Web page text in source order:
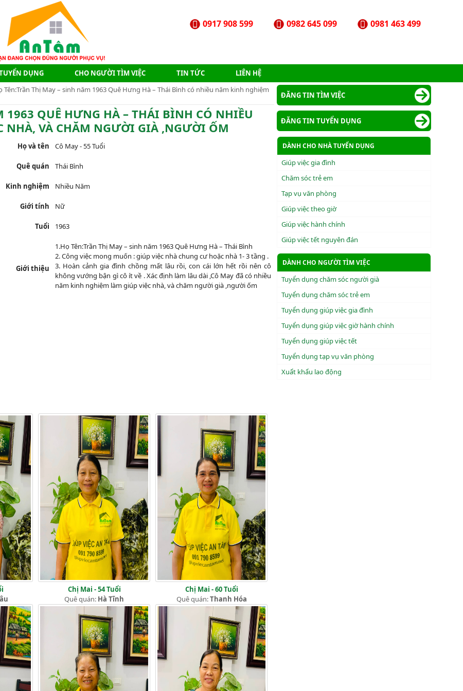
0981 463 499
0982 645 099
0917 908 599
DỤNG CHO NGƯỜI TÌM VIỆC TIN TỨC
LIÊN HỆ
Tên:Trần Thị May – sinh năm 1963 Quê Hưng Hà – Thái Bình có nhiều năm kinh nghiệm
1963 QUÊ HƯNG HÀ – THÁI BÌNH CÓ NHIỀU
NHÀ, VÀ CHĂM NGƯỜI GIÀ ,NGƯỜI ỐM
Họ và tên Cô May - 55 Tuổi
Quê quán Thái Bình
Kinh nghiệm Nhiều Năm
Giới tính Nữ
Tuổi 1963
Giới thiệu
1.Họ Tên:Trần Thị May – sinh năm 1963 Quê Hưng Hà – Thái Bình
2. Công việc mong muốn : giúp việc nhà chung cư hoặc nhà 1- 3 tầng .
3. Hoàn cảnh gia đình chồng mất lâu rồi, con cái lớn hết rồi nên cô
không vướng bận gì cô ít về . Xác định làm lâu dài ,Cô May đã có nhiều
năm kinh nghiệm làm giúp việc nhà, và chăm người già ,người ốm
Chị Mai - 54 Tuổi
Quê quán: Hà Tĩnh
Chị Mai - 60 Tuổi
Quê quán:Thanh Hóa
ĐĂNG TIN TÌM VIỆC
ĐĂNG TIN TUYỂN DỤNG
DÀNH CHO NHÀ TUYỂN DỤNG
Giúp việc gia đình
Chăm sóc trẻ em
Tạp vụ văn phòng
Giúp việc theo giờ
Giúp việc hành chính
Giúp việc tết nguyên đán
DÀNH CHO NGƯỜI TÌM VIỆC
Tuyển dụng chăm sóc người già
Tuyển dụng chăm sóc trẻ em
Tuyển dụng giúp việc gia đình
Tuyển dụng giúp việc giờ hành chính
Tuyển dụng giúp việc tết
Tuyển dụng tạp vụ văn phòng
Xuẩt khẩu lao động